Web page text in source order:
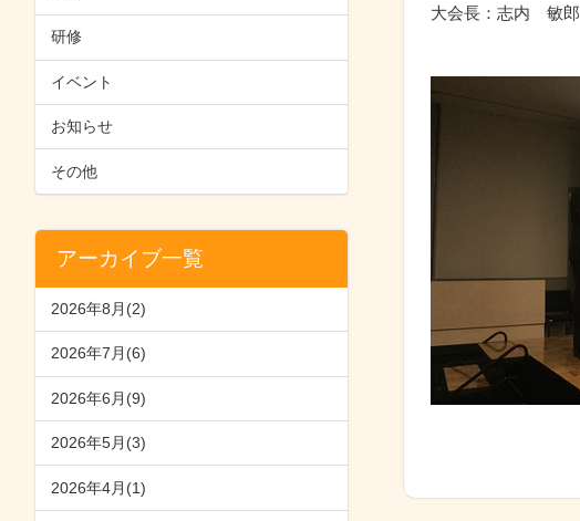
研修
イベント
お知らせ
その他
アーカイブ一覧
2026年8月(2)
2026年7月(6)
2026年6月(9)
2026年5月(3)
2026年4月(1)
大会長：志内　敏郎